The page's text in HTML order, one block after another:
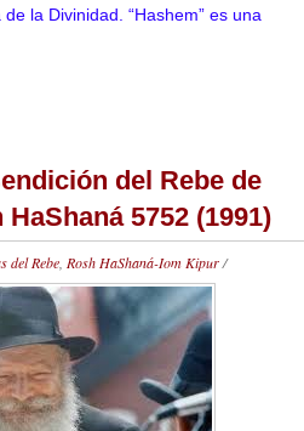
la Divinidad. “Hashem” es una
del Rebe de
5752 (1991)
del Rebe Rosh HaShaná-Iom Kipur/